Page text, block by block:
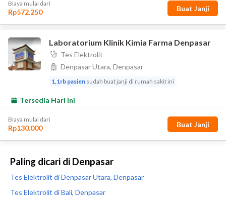
Paling dicari di Denpasar
Tes Elektrolit di Denpasar Utara, Denpasar
Tes Elektrolit di Bali, Denpasar